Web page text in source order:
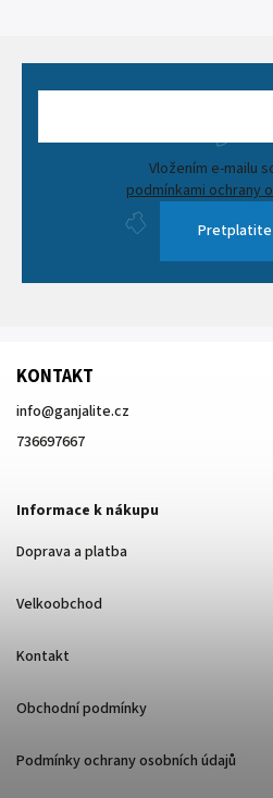
podmínkami ochrany
Pretplatite
KONTAKT
info@ganjalite.cz
736697667
Informace k nákupu
Doprava a platba
Velkoobchod
Kontakt
Obchodní podmínky
Podmínky ochrany osobních údajů